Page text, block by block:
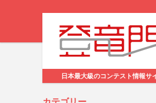
日本最大級のコンテスト情報サ